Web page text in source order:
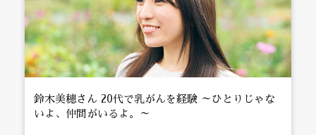
鈴木美穂さん 20代で乳がんを経験 ～ひとりじゃな
いよ、仲間がいるよ。～